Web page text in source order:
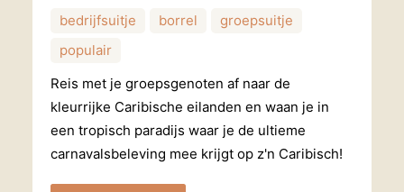
bedrijfsuitje borrel
groepsuitje
populair
Reis met je groepsgenoten af naar de
kleurrijke Caribische eilanden en waan je in
een tropisch paradijs waar je de ultieme
carnavalsbeleving mee krijgt op z'n Caribisch!